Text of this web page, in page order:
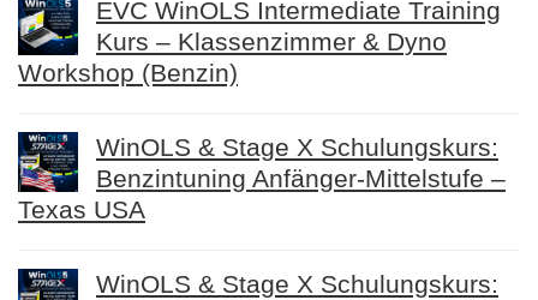
EVC WinOLS Intermediate Training
Kurs – Klassenzimmer & Dyno
Workshop (Benzin)
WinOLS & Stage X Schulungskurs:
Benzintuning Anfänger-Mittelstufe –
Texas USA
WinOLS & Stage X Schulungskurs: